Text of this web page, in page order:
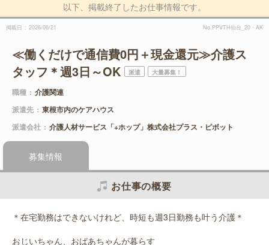
以下、掲載終了したお仕事情報です。
掲載日 2026/06/21 No.PPVTH仙台_20・AK
≪働くだけで通信費0円＋現金還元≫介護ス
タッフ＊週3日～OK
派遣 大量募集！
職種
介護関連
派遣先
東根市内のケアハウス
派遣会社
介護人材サービス「+ホップ」株式会社プラス・ピボット
募集情報
お仕事の概要
＊在宅勤務はできないけれど、時短も週3日勤務も叶う介護＊
おじいちゃん、おばあちゃんが暮らす